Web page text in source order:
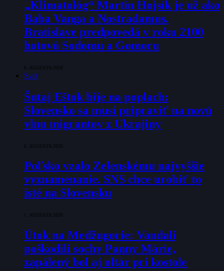
„Klimatológ“ Martin Hojsík je už ako
Baba Vanga a Nostradamus.
Bratislave predpovedá v roku 2100
hotovú Sodomu a Gomoru
6. AUGUSTA 2026
Svet
Šutaj Eštok bije na poplach:
Slovensko sa musí pripraviť na novú
vlnu migrantov z Ukrajiny
6. AUGUSTA 2026
Poľsko vzalo Zelenskému najvyššie
vyznamenanie. SNS chce urobiť to
isté na Slovensku
1. AUGUSTA 2026
Útok na Medžugorie: Vandali
poškodili sochy Panny Márie,
zapálený bol aj oltár pri kostole